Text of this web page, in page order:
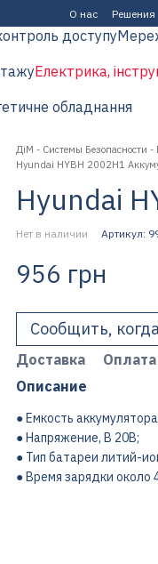
О нас Решения
доступу
Електрика,
обладнання
ДіМ - Системы Безопасности -
Hyundai HYBH 2002H1
Hyundai
Нет в наличии Артикул:
956 грн
Сообщить,
Доставка Оплата
Описание
● Емкость
● Напряжение, В 20В;
● Тип батареи литий-
● Время зарядки около